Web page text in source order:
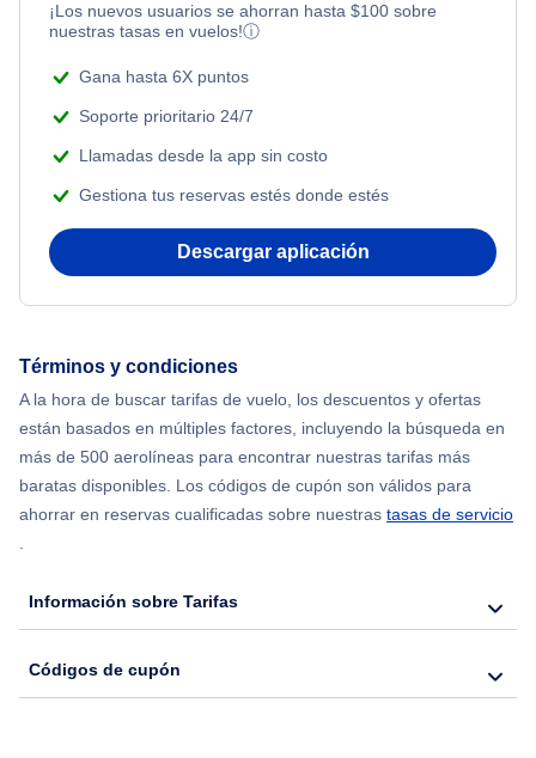
¡Los nuevos usuarios se ahorran hasta $100 sobre
nuestras tasas en vuelos!ⓘ
Gana hasta 6X puntos
Soporte prioritario 24/7
Llamadas desde la app sin costo
Gestiona tus reservas estés donde estés
Descargar aplicación
Términos y condiciones
A la hora de buscar tarifas de vuelo, los descuentos y ofertas
están basados en múltiples factores, incluyendo la búsqueda en
más de 500 aerolíneas para encontrar nuestras tarifas más
baratas disponibles. Los códigos de cupón son válidos para
ahorrar en reservas cualificadas sobre nuestras tasas de servicio
.
Información sobre Tarifas
Códigos de cupón